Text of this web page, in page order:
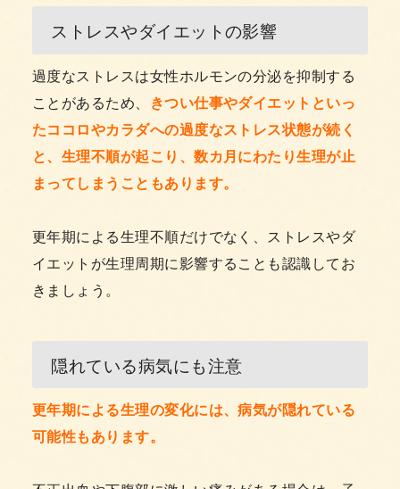
ストレスやダイエットの影響
過度なストレスは女性ホルモンの分泌を抑制する
ことがあるため、
きつい仕事やダイエットといっ
たココロやカラダへの過度なストレス状態が続く
と、生理不順が起こり、数カ月にわたり生理が止
まってしまうこともあります。
更年期による生理不順だけでなく、ストレスやダ
イエットが生理周期に影響することも認識してお
きましょう。
隠れている病気にも注意
更年期による生理の変化には、病気が隠れている
可能性もあります。